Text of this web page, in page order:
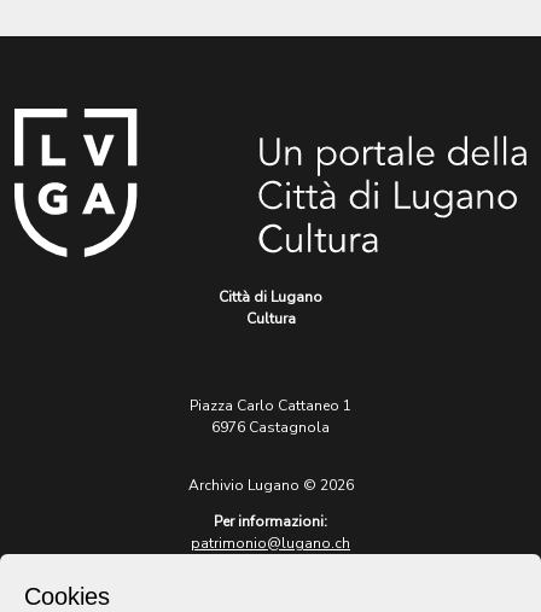
Città di Lugano
Cultura
Piazza Carlo Cattaneo 1
6976 Castagnola
Archivio Lugano © 2026
Per informazioni:
patrimonio@lugano.ch
Cookies